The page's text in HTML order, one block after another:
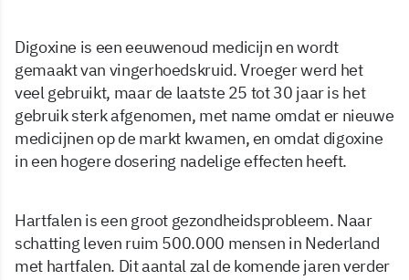
Digoxine is een eeuwenoud medicijn en wordt
gemaakt van vingerhoedskruid. Vroeger werd het
veel gebruikt, maar de laatste 25 tot 30 jaar is het
gebruik sterk afgenomen, met name omdat er nieuwe
medicijnen op de markt kwamen, en omdat digoxine
in een hogere dosering nadelige effecten heeft.
Hartfalen is een groot gezondheidsprobleem. Naar
schatting leven ruim 500.000 mensen in Nederland
met hartfalen. Dit aantal zal de komende jaren verder